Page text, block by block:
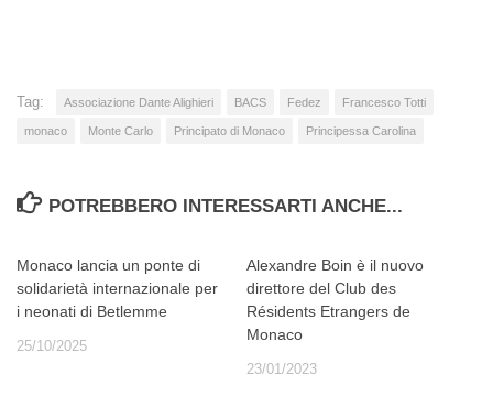
Tag: Associazione Dante Alighieri BACS Fedez Francesco Totti
monaco Monte Carlo Principato di Monaco Principessa Carolina
POTREBBERO INTERESSARTI ANCHE...
Monaco lancia un ponte di
solidarietà internazionale per
i neonati di Betlemme
25/10/2025
Alexandre Boin è il nuovo
direttore del Club des
Résidents Etrangers de
Monaco
23/01/2023